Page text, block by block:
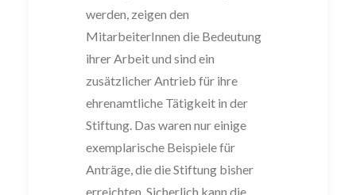
werden, zeigen den
MitarbeiterInnen die Bedeutung
ihrer Arbeit und sind ein
zusätzlicher Antrieb für ihre
ehrenamtliche Tätigkeit in der
Stiftung. Das waren nur einige
exemplarische Beispiele für
Anträge, die die Stiftung bisher
erreichten. Sicherlich kann die